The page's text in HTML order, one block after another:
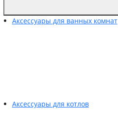
Аксессуары для ванных комнат
Аксессуары для котлов